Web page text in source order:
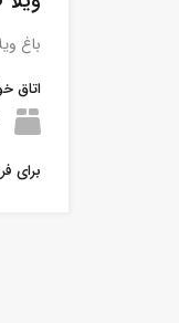
باغ ویلای چوبی
اتاق
برای